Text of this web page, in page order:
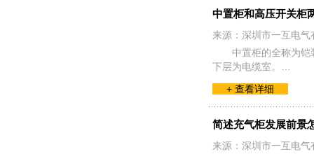
中置柜和高压开关柜
来源：深圳市一互电
中置柜的全称为
下层为电缆室。…
+ 查看详细
简述充气柜发展前景
来源：深圳市一互电